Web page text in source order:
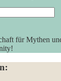
für Mythen